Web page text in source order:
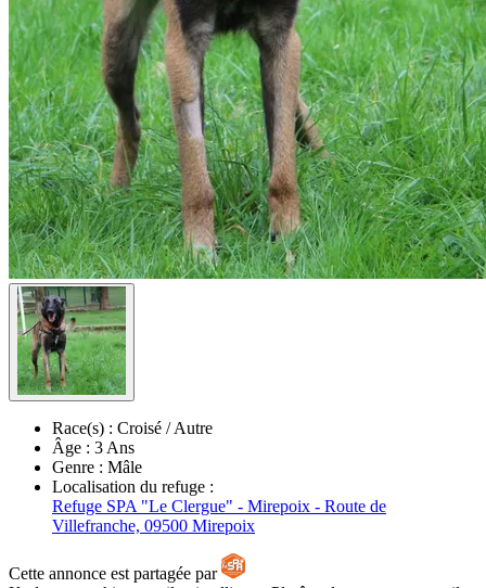
Race(s) : Croisé / Autre
Âge : 3 Ans
Genre : Mâle
Localisation du refuge :
Refuge SPA "Le Clergue" - Mirepoix - Route de
Villefranche, 09500 Mirepoix
Cette annonce est partagée par